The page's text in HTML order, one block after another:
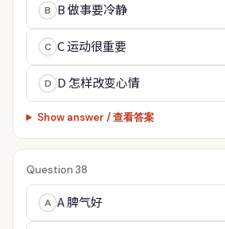
B B 做事要冷静
C C 运动很重要
D D 怎样改变心情
Show answer / 查看答案
Question 38
A A 脾气好